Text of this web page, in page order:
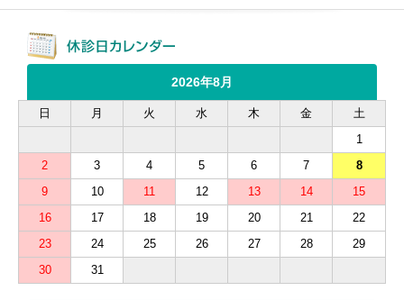
2026年8月
日 月 火 水 木 金
土
1
2
3 4 5 6 7
8
9
10 11 12 13 14
15
16
17 18 19 20 21
22
23
24 25 26 27 28
29
30
31